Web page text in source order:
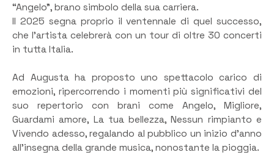
“Angelo”, brano simbolo della sua carriera.
Il 2025 segna proprio il ventennale di quel successo,
che l’artista celebrerà con un tour di oltre 30 concerti
in tutta Italia.
Ad Augusta ha proposto uno spettacolo carico di
emozioni, ripercorrendo i momenti più significativi del
suo repertorio con brani come Angelo, Migliore,
Guardami amore, La tua bellezza, Nessun rimpianto e
Vivendo adesso, regalando al pubblico un inizio d’anno
all’insegna della grande musica, nonostante la pioggia.